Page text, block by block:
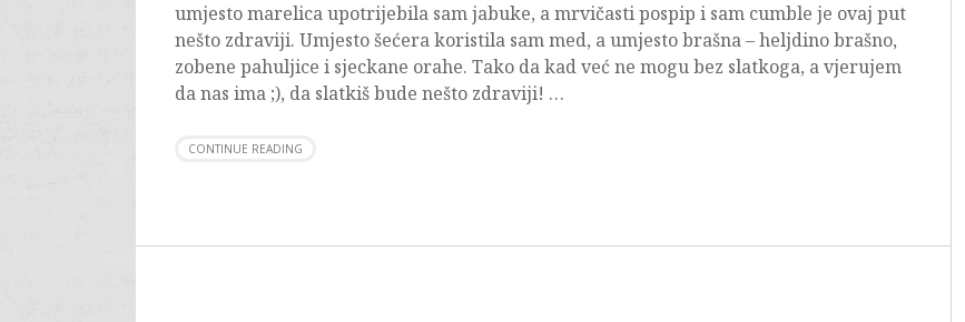
umjesto marelica upotrijebila sam jabuke, a mrvičasti pospip i sam cumble je ovaj put
nešto zdraviji. Umjesto šećera koristila sam med, a umjesto brašna – heljdino brašno,
zobene pahuljice i sjeckane orahe. Tako da kad već ne mogu bez slatkoga, a vjerujem
da nas ima ;), da slatkiš bude nešto zdraviji! …
CONTINUE READING